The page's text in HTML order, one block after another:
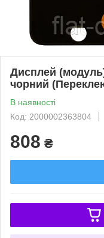
Дисплей
чорний
В наявності
Код: 2000002363804
808 ₴